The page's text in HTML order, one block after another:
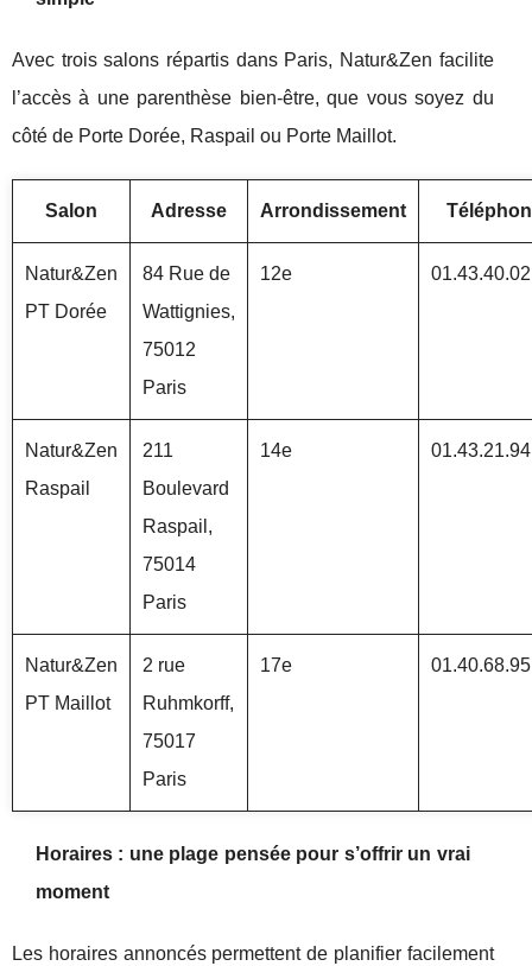
Avec trois salons répartis dans Paris, Natur&Zen facilite
l’accès à une parenthèse bien-être, que vous soyez du
côté de Porte Dorée, Raspail ou Porte Maillot.
Salon Adresse Arrondissement
Natur&Zen
PT Dorée
84 Rue de
Wattignies,
75012
Paris
12e
Natur&Zen
Raspail
211
Boulevard
Raspail,
75014
Paris
14e
Natur&Zen
PT Maillot
2 rue
Ruhmkorff,
75017
Paris
17e
Horaires : une plage pensée pour s’offrir un vrai
moment
Les horaires annoncés permettent de planifier facilement